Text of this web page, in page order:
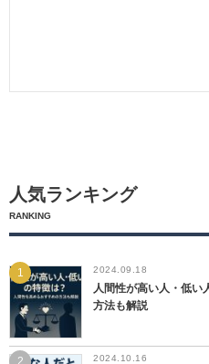
人気ランキング
RANKING
2024.09.18
人間性が高い人・低い
方法も解説
2024.10.16